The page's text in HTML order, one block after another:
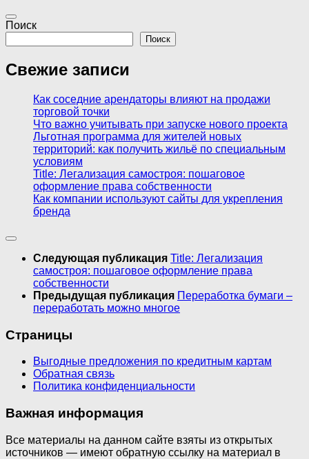
Поиск
Поиск
Свежие записи
Как соседние арендаторы влияют на продажи
торговой точки
Что важно учитывать при запуске нового проекта
Льготная программа для жителей новых
территорий: как получить жильё по специальным
условиям
Title: Легализация самостроя: пошаговое
оформление права собственности
Как компании используют сайты для укрепления
бренда
Следующая публикация Title: Легализация
самостроя: пошаговое оформление права
собственности
Предыдущая публикация Переработка бумаги –
переработать можно многое
Страницы
Выгодные предложения по кредитным картам
Обратная связь
Политика конфиденциальности
Важная информация
Все материалы на данном сайте взяты из открытых
источников — имеют обратную ссылку на материал в